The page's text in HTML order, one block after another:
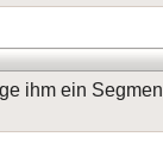
ihm ein